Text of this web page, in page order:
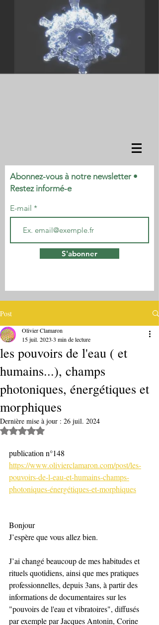
Abonnez-vous à notre newsletter •
Restez informé-e
E-mail
S'abonner
Post
les pouvoirs de l'eau ( et
humains...), champs
photoniques, énergétiques et
morphiques
Olivier Clamaron
15 juil. 2023 3 min de lecture
Dernière mise à jour : 26 juil. 2024
Noté NaN étoiles sur 5.
publication n°148
https://www.olivierclamaron.com/post/les-
pouvoirs-de-l-eau-et-humains-champs-
photoniques-énergétiques-et-morphiques
Bonjour
J’espère que vous allez bien.
J’ai changé beaucoup de mes habitudes et
rituels quotidiens, ainsi que mes pratiques
professionnelles, depuis 3ans, à partir des
informations de documentaires sur les
"pouvoirs de l'eau et vibratoires", diffusés
par exemple par Jacques Antonin, Corine